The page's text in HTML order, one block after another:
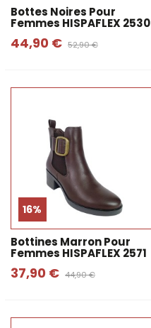
Bottes Noires Pour
Femmes HISPAFLEX 2530
44,90 € 52,90 €
16%
Bottines Marron Pour
Femmes HISPAFLEX 2571
37,90 € 44,90 €